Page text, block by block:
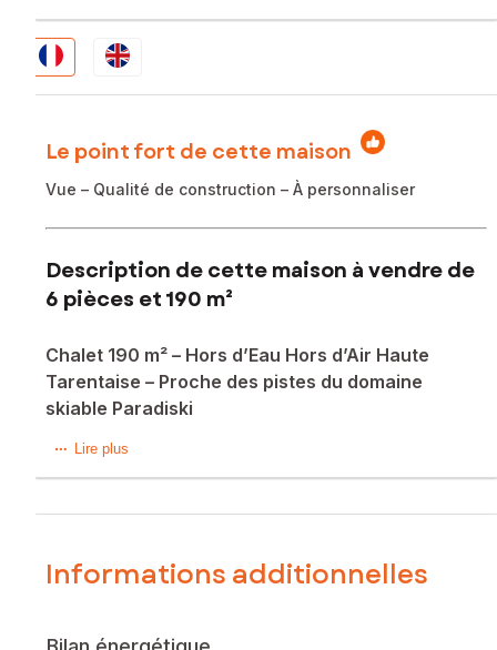
Le point fort de cette maison
Vue – Qualité de construction – À personnaliser
Description de cette maison à vendre de
6 pièces et 190 m²
Chalet 190 m² – Hors d’Eau Hors d’Air Haute
Tarentaise – Proche des pistes du domaine
skiable Paradiski
Safti Prestige vous présente à seulement quelques minutes
environnement privilégié entre vallée et stations.
Il offre un accès rapide aux commodités tout en profitant du
calme et d’une vue dégagée avec un terrain piscinable.
Lire plus
Informations additionnelles